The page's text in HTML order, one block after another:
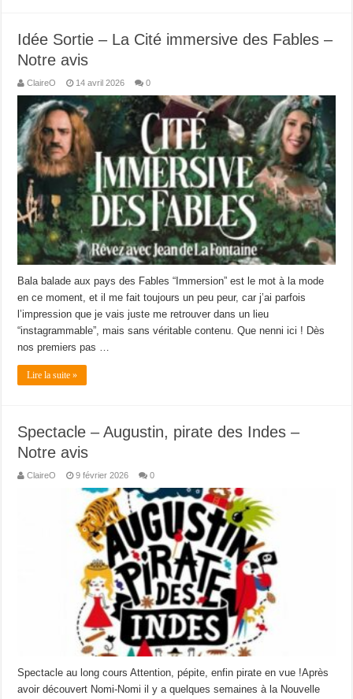
Idée Sortie – La Cité immersive des Fables –
Notre avis
ClaireO 14 avril 2026 0
Bala balade aux pays des Fables “Immersion” est le mot à la mode
en ce moment, et il me fait toujours un peu peur, car j’ai parfois
l’impression que je vais juste me retrouver dans un lieu
“instagrammable”, mais sans véritable contenu. Que nenni ici ! Dès
nos premiers pas …
Lire la suite »
Spectacle – Augustin, pirate des Indes –
Notre avis
ClaireO 9 février 2026 0
Spectacle au long cours Attention, pépite, enfin pirate en vue !Après
avoir découvert Nomi-Nomi il y a quelques semaines à la Nouvelle